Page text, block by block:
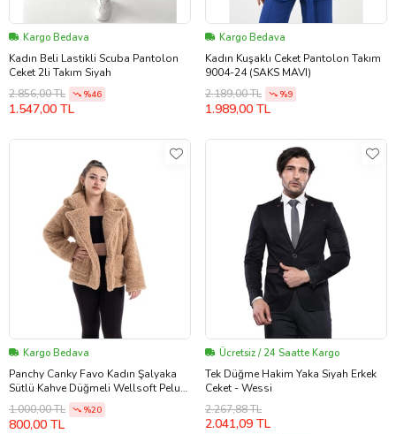
Kargo Bedava
Kadın Beli Lastikli Scuba Pantolon
Ceket 2li Takım Siyah
2.856,00 TL
%46
1.547,00 TL
Kargo Bedava
Kadın Kuşaklı Ceket Pantolon Takım
9004-24 (SAKS MAVI)
2.189,00 TL
%9
1.989,00 TL
Kargo Bedava
Panchy Canky Favo Kadın Şalyaka
Sütlü Kahve Düğmeli Wellsoft Peluş
Ceket NO:55
1.000,00 TL %20
800,00 TL
Ücretsiz / 24 Saatte Kargo
Tek Düğme Hakim Yaka Siyah Erkek
Ceket - Wessi
2.267,88 TL
2.041,09 TL